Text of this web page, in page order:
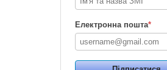
Електронна пошта*